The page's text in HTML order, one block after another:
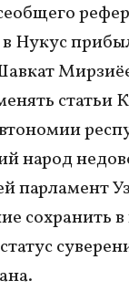
Нукус
статьи
народ
парламент
сохранить